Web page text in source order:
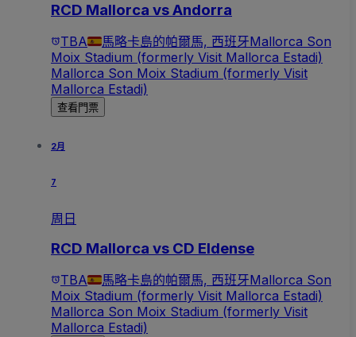
RCD Mallorca vs Andorra
TBA 馬略卡島的帕爾馬, 西班牙Mallorca Son
Moix Stadium (formerly Visit Mallorca Estadi)
Mallorca Son Moix Stadium (formerly Visit
Mallorca Estadi)
查看門票
2月
7
周日
RCD Mallorca vs CD Eldense
TBA 馬略卡島的帕爾馬, 西班牙Mallorca Son
Moix Stadium (formerly Visit Mallorca Estadi)
Mallorca Son Moix Stadium (formerly Visit
Mallorca Estadi)